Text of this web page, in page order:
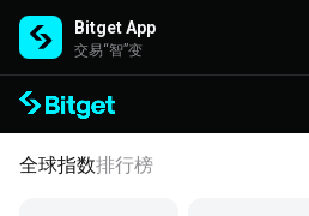
Bitget App
交易“智”变
全球指数排行榜